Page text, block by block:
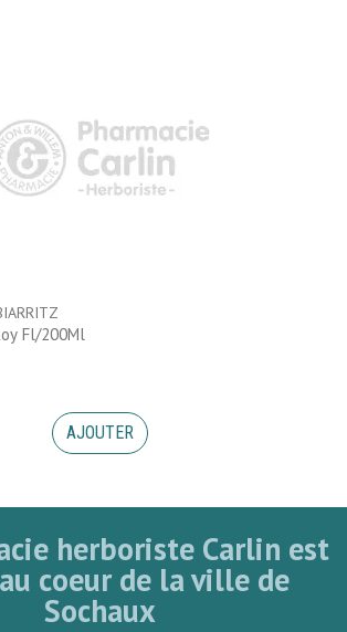
Fl/200Ml
AJOUTER
herboriste Carlin est
coeur de la ville de
Sochaux